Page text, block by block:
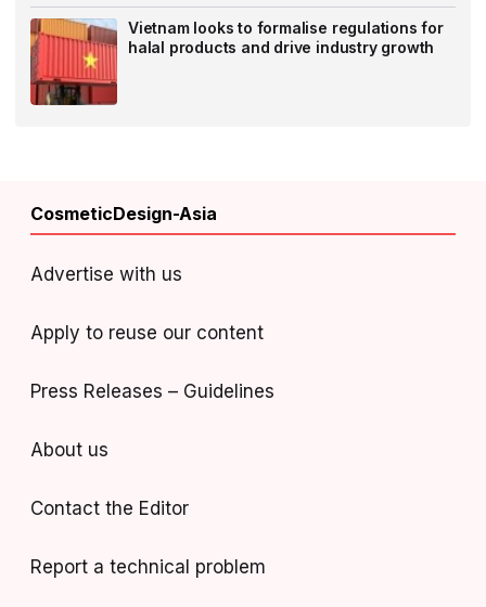
Vietnam looks to formalise regulations for
halal products and drive industry growth
CosmeticDesign-Asia
Advertise with us
Apply to reuse our content
Press Releases – Guidelines
About us
Contact the Editor
Report a technical problem